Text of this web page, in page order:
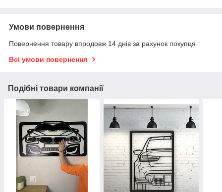
Умови повернення
Повернення товару впродовж 14 днів за рахунок покупця
Всі умови повернення
Подібні товари компанії